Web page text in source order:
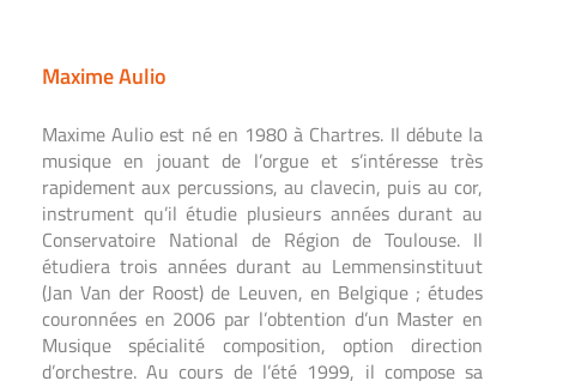
Maxime Aulio
Maxime Aulio est né en 1980 à Chartres. Il débute la
musique en jouant de l’orgue et s’intéresse très
rapidement aux percussions, au clavecin, puis au cor,
instrument qu’il étudie plusieurs années durant au
Conservatoire National de Région de Toulouse. Il
étudiera trois années durant au Lemmensinstituut
(Jan Van der Roost) de Leuven, en Belgique ; études
couronnées en 2006 par l’obtention d’un Master en
Musique spécialité composition, option direction
d’orchestre. Au cours de l’été 1999, il compose sa